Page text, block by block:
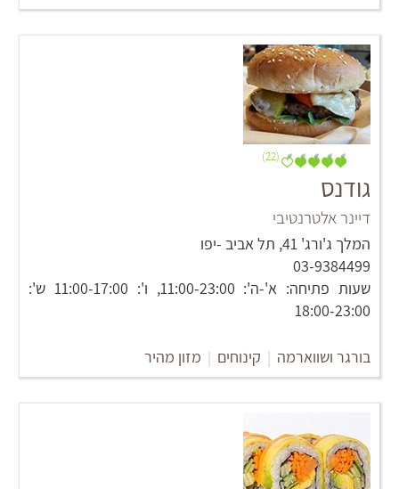
(22)
גודנס
דיינר אלטרנטיבי
המלך ג'ורג' 41, תל אביב -יפו
03-9384499
שעות פתיחה: א'-ה': 11:00-23:00, ו': 11:00-17:00 ש':
18:00-23:00
בורגר ושווארמה | קינוחים | מזון מהיר